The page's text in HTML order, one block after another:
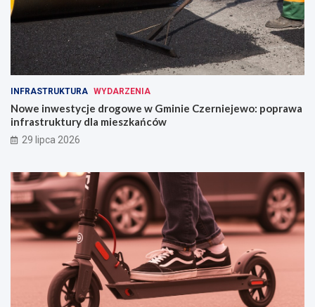
INFRASTRUKTURA WYDARZENIA
Nowe inwestycje drogowe w Gminie Czerniejewo: poprawa
infrastruktury dla mieszkańców
29 lipca 2026